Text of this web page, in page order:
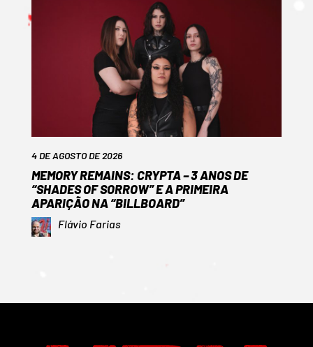
4 DE AGOSTO DE 2026
MEMORY REMAINS: CRYPTA – 3 ANOS DE
“SHADES OF SORROW” E A PRIMEIRA
APARIÇÃO NA “BILLBOARD”
Flávio Farias